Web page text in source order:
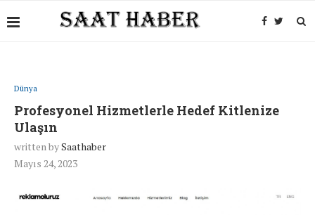
Dünya
Profesyonel Hizmetlerle Hedef Kitlenize
Ulaşın
written bySaathaber
Mayıs 24, 2023